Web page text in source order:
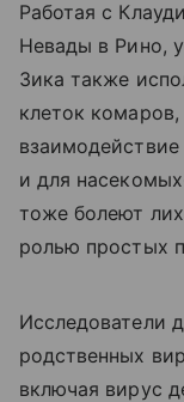
Работая с
Невады в Рино,
Зика также
клеток комаров,
взаимодействие
и для
тоже болеют
ролью простых
Исследователи
родственных
включая вирус